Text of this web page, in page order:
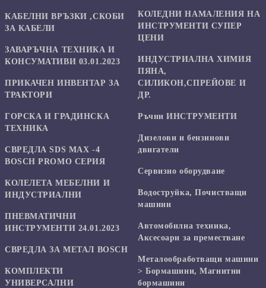
КАБЕЛНИ ВРЪЗКИ ,СКОБИ
ЗА КАБЕЛИ
ЗАВАРЪЧНА ТЕХНИКА И
КОНСУМАТИВИ 03.01.2023
ПРИКАЧЕН ИНВЕНТАР ЗА
ТРАКТОРИ
ГОРСКА И ГРАДИНСКА
ТЕХНИКА
СВРЕДЛА SDS MAX -4
BOSCH PROMO СЕРИЯ
КОЛЕЛЕТА МЕБЕЛНИ И
ИНДУСТРИАЛНИ
ПНЕВМАТИЧНИ
ИНСТРУМЕНТИ 24.01.2023
СВРЕДЛА ЗА МЕТАЛ BOSCH
КОМПЛЕКТИ
УНИВЕРСАЛНИ
КОЛЕДНИ НАМАЛЕНИЯ НА
ИНСТРУМЕНТИ СУПЕР
ЦЕНИ
ИНДУСТРИАЛНА ХИМИЯ
ПЯНА,
СИЛИКОН,СПРЕЙОВЕ И
ДР.
Ръчни ИНСТРУМЕНТИ
Дизелови и бензинови
двигатели
Сервизно оборудване
Водоструйка, Почистващи
машини
Автомобилна техника,
Аксесоари за преместване
Mеталообработващи машини
> Бормашини, Магнитни
бормашини